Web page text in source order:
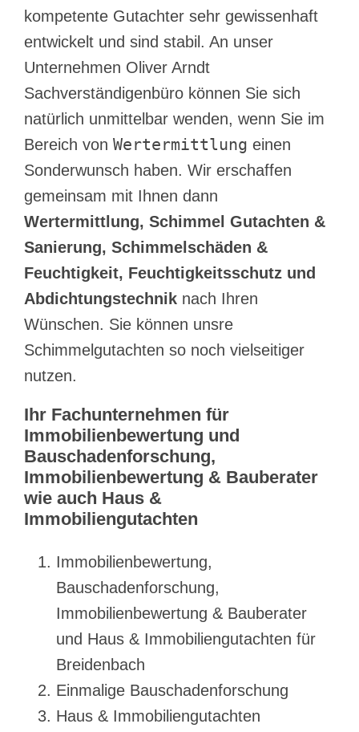
kompetente Gutachter sehr gewissenhaft
entwickelt und sind stabil. An unser
Unternehmen Oliver Arndt
Sachverständigenbüro können Sie sich
natürlich unmittelbar wenden, wenn Sie im
Bereich von Wertermittlung einen
Sonderwunsch haben. Wir erschaffen
gemeinsam mit Ihnen dann
Wertermittlung, Schimmel Gutachten &
Sanierung, Schimmelschäden &
Feuchtigkeit, Feuchtigkeitsschutz und
Abdichtungstechnik nach Ihren
Wünschen. Sie können unsre
Schimmelgutachten so noch vielseitiger
nutzen.
Ihr Fachunternehmen für
Immobilienbewertung und
Bauschadenforschung,
Immobilienbewertung & Bauberater
wie auch Haus &
Immobiliengutachten
Immobilienbewertung,
Bauschadenforschung,
Immobilienbewertung & Bauberater
und Haus & Immobiliengutachten für
Breidenbach
Einmalige Bauschadenforschung
Haus & Immobiliengutachten